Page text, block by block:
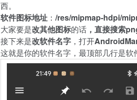
西。
软件图标地址 ： /res/mipmap-hdpi/mip
大家要是改其他图标的话 ， 直接搜索pn
接下来是改软件名字 ， 打开AndroidMa
这就是你的软件名字 ， 最顶部几行是软